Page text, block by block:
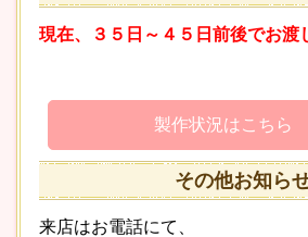
現在、３５日～４５日前後でお渡
製作状況はこちら
その他お知ら
来店はお電話にて、